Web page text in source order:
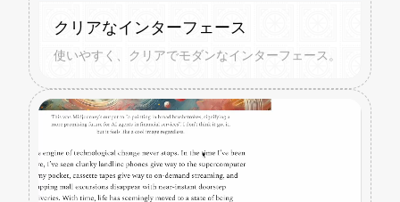
クリアなインターフェース
使いやすく、クリアでモダンなインターフェース。